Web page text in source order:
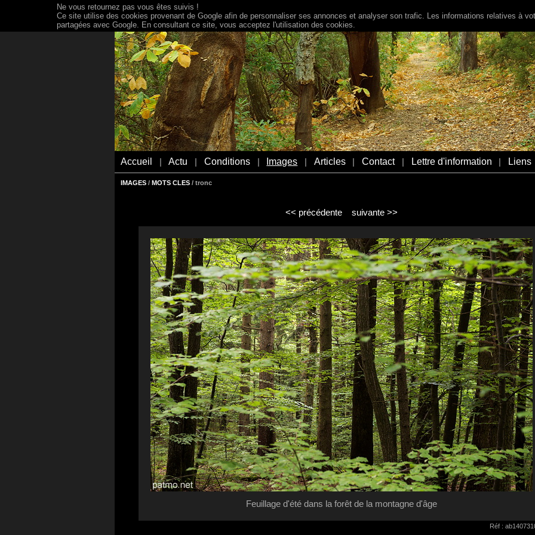
Accueil Actu Conditions Images Articles Contact Lettre d'information Liens
IMAGES / MOTS CLES / tronc
<< précédente suivante >>
Feuillage d'été dans la forêt de la montagne d'âge
Réf :
Ne vous retournez pas vous êtes suivis !
Ce site utilise des cookies provenant de Google afin de personnaliser ses annonces et analyser son trafic. Les informations relatives à
partagées avec Google. En consultant ce site, vous acceptez l'utilisation des cookies.